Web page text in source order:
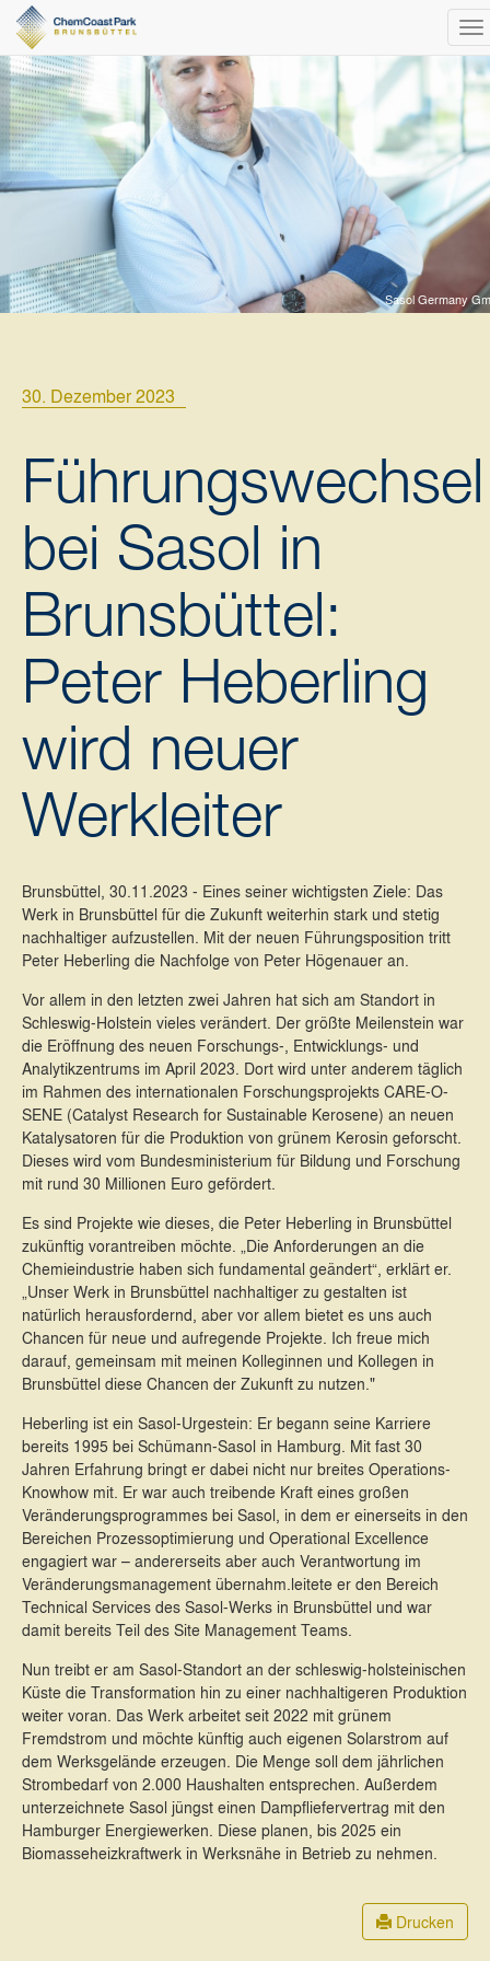
Sasol Germany
30. Dezember 2023
Führungswechsel
bei Sasol in
Brunsbüttel:
Peter Heberling
wird neuer
Werkleiter
Brunsbüttel, 30.11.2023 - Eines seiner wichtigsten Ziele: Das
Werk in Brunsbüttel für die Zukunft weiterhin stark und stetig
nachhaltiger aufzustellen. Mit der neuen Führungsposition tritt
Peter Heberling die Nachfolge von Peter Högenauer an.
Vor allem in den letzten zwei Jahren hat sich am Standort in
Schleswig-Holstein vieles verändert. Der größte Meilenstein war
die Eröffnung des neuen Forschungs-, Entwicklungs- und
Analytikzentrums im April 2023. Dort wird unter anderem täglich
im Rahmen des internationalen Forschungsprojekts CARE-O-
SENE (Catalyst Research for Sustainable Kerosene) an neuen
Katalysatoren für die Produktion von grünem Kerosin geforscht.
Dieses wird vom Bundesministerium für Bildung und Forschung
mit rund 30 Millionen Euro gefördert.
Es sind Projekte wie dieses, die Peter Heberling in Brunsbüttel
zukünftig vorantreiben möchte. „Die Anforderungen an die
Chemieindustrie haben sich fundamental geändert“, erklärt er.
„Unser Werk in Brunsbüttel nachhaltiger zu gestalten ist
natürlich herausfordernd, aber vor allem bietet es uns auch
Chancen für neue und aufregende Projekte. Ich freue mich
darauf, gemeinsam mit meinen Kolleginnen und Kollegen in
Brunsbüttel diese Chancen der Zukunft zu nutzen."
Heberling ist ein Sasol-Urgestein: Er begann seine Karriere
bereits 1995 bei Schümann-Sasol in Hamburg. Mit fast 30
Jahren Erfahrung bringt er dabei nicht nur breites Operations-
Knowhow mit. Er war auch treibende Kraft eines großen
Veränderungsprogrammes bei Sasol, in dem er einerseits in den
Bereichen Prozessoptimierung und Operational Excellence
engagiert war – andererseits aber auch Verantwortung im
Veränderungsmanagement übernahm.leitete er den Bereich
Technical Services des Sasol-Werks in Brunsbüttel und war
damit bereits Teil des Site Management Teams.
Nun treibt er am Sasol-Standort an der schleswig-holsteinischen
Küste die Transformation hin zu einer nachhaltigeren Produktion
weiter voran. Das Werk arbeitet seit 2022 mit grünem
Fremdstrom und möchte künftig auch eigenen Solarstrom auf
dem Werksgelände erzeugen. Die Menge soll dem jährlichen
Strombedarf von 2.000 Haushalten entsprechen. Außerdem
unterzeichnete Sasol jüngst einen Dampfliefervertrag mit den
Hamburger Energiewerken. Diese planen, bis 2025 ein
Biomasseheizkraftwerk in Werksnähe in Betrieb zu nehmen.
Drucken